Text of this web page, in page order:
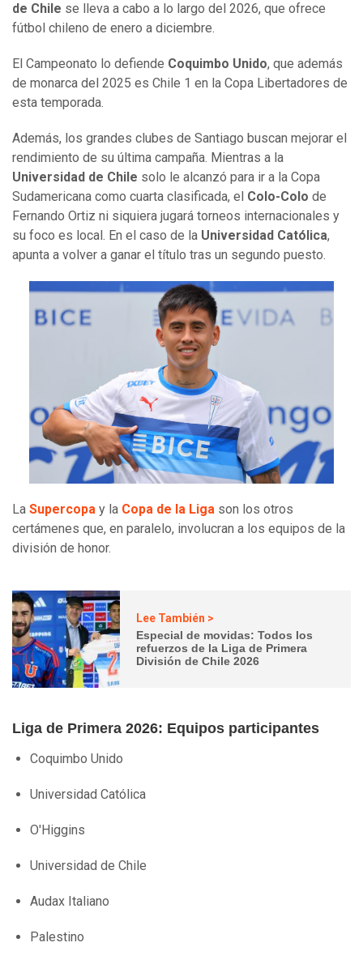
de Chile se lleva a cabo a lo largo del 2026, que ofrece
fútbol chileno de enero a diciembre.
El Campeonato lo defiende Coquimbo Unido, que además
de monarca del 2025 es Chile 1 en la Copa Libertadores de
esta temporada.
Además, los grandes clubes de Santiago buscan mejorar el
rendimiento de su última campaña. Mientras a la
Universidad de Chile solo le alcanzó para ir a la Copa
Sudamericana como cuarta clasificada, el Colo-Colo de
Fernando Ortiz ni siquiera jugará torneos internacionales y
su foco es local. En el caso de la Universidad Católica,
apunta a volver a ganar el título tras un segundo puesto.
La Supercopa y la Copa de la Liga son los otros
certámenes que, en paralelo, involucran a los equipos de la
división de honor.
Lee También >
Especial de movidas: Todos los
refuerzos de la Liga de Primera
División de Chile 2026
Liga de Primera 2026: Equipos participantes
Coquimbo Unido
Universidad Católica
O'Higgins
Universidad de Chile
Audax Italiano
Palestino